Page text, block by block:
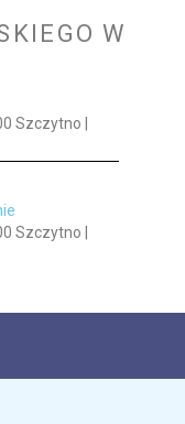
W
Szczytno |
Szczytno |